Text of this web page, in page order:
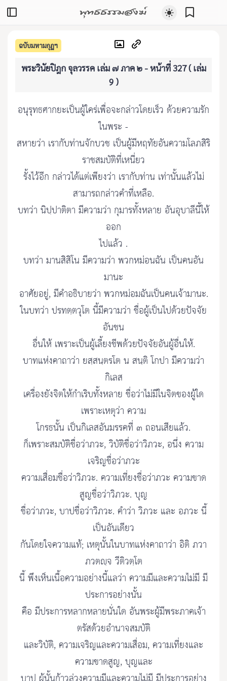
พุทธธรรมสงฆ์
ฉบับมหามกุฏฯ
พระวินัยปิฎก จุลวรรค เล่ม ๗ ภาค ๒ - หน้าที่ 327 ( เล่ม
9 )
อนุรุทธศากยะเป็นผู้ใคร่เพื่อจะกล่าวโดยเร็ว ด้วยความรัก
ในพระ -
สหายว่า เรากับท่านจักบวช เป็นผู้มีหฤทัยอันความโลภสิริ
ราชสมบัติที่เหนี่ยว
รั้งไว้อีก กล่าวได้แต่เพียงว่า เรากับท่าน เท่านั้นแล้วไม่
สามารถกล่าวคำที่เหลือ.
บทว่า นิปฺปาติตา มีความว่า กุมารทั้งหลาย อันอุบาลีนี้ให้
ออก
ไปแล้ว .
บทว่า มานสิสิโน มีความว่า พวกหม่อนฉัน เป็นคนอัน
มานะ
อาศัยอยู่, มีคำอธิบายว่า พวกหม่อมฉันเป็นคนเจ้ามานะ.
ในบทว่า ปรทตฺตวุโต นี้มีความว่า ชื่อผู้เป็นไปด้วยปัจจัย
อันชน
อื่นให้ เพราะเป็นผู้เลี้ยงชีพด้วยปัจจัยอันผู้อื่นให้.
บาทแห่งคาถาว่า ยสฺสนฺตรโต น สนฺติ โกปา มีความว่า
กิเลส
เครื่องยังจิตให้กำเริบทั้งหลาย ชื่อว่าไม่มีในจิตของผู้ใด
เพราะเหตุว่า ความ
โกรธนั้น เป็นกิเลสอันมรรคที่ ๓ ถอนเสียแล้ว.
ก็เพราะสมบัติชื่อว่าภวะ, วิบัติชื่อว่าวิภวะ, อนึ่ง ความ
เจริญชื่อว่าภวะ
ความเสื่อมชื่อว่าวิภวะ. ความเที่ยงชื่อว่าภวะ ความขาด
สูญชื่อว่าวิภวะ. บุญ
ชื่อว่าภวะ, บาปชื่อว่าวิภวะ. คำว่า วิภวะ และ อภวะ นี้
เป็นอันเดียว
กันโดยใจความแท้; เหตุนั้นในบาทแห่งคาถาว่า อิติ ภวา
ภวตญฺจ วีติวตฺโต
นี้ พึงเห็นเนื้อความอย่างนี้แลว่า ความมีและความไม่มี มี
ประการอย่างนั้น
คือ มีประการหลากหลายนั่นใด อันพระผู้มีพระภาคเจ้า
ตรัสด้วยอำนาจสมบัติ
และวิบัติ, ความเจริญและความเสื่อม, ความเที่ยงและ
ความขาดสูญ, บุญและ